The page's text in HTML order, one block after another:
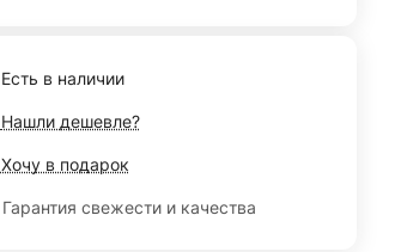
Есть в наличии
Нашли дешевле?
Хочу в подарок
Гарантия свежести и качества